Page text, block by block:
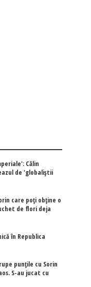
Călin
de 'globaliștii
care poți obține o
de flori deja
în Republica
punțile cu Sorin
S-au jucat cu